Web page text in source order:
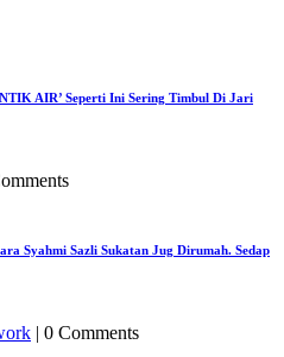
AIR’ Seperti Ini Sering Timbul Di Jari
Syahmi Sazli Sukatan Jug Dirumah. Sedap
| 0 Comments